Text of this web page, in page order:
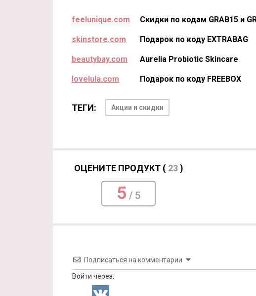
feelunique.com Скидки по кодам GRAB15 и
skinstore.com Подарок по коду EXTRABAG
beautybay.com Aurelia Probiotic Skincare
lovelula.com Подарок по коду FREEBOX
ТЕГИ: Акции и скидки
ОЦЕНИТЕ ПРОДУКТ ( 23)
5 / 5
Подписаться на комментарии
Войти через: